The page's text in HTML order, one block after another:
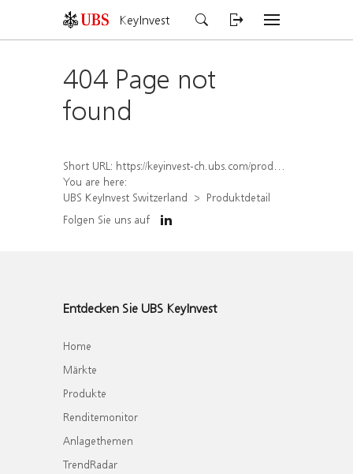
KeyInvest
404 Page not
found
Short URL: https://keyinvest-ch.ubs.com/produkt/detail/index/isin/CH1567405357
You are here:
UBS KeyInvest Switzerland
Produktdetail
Folgen Sie uns auf
Entdecken Sie UBS KeyInvest
Home
Märkte
Produkte
Renditemonitor
Anlagethemen
TrendRadar